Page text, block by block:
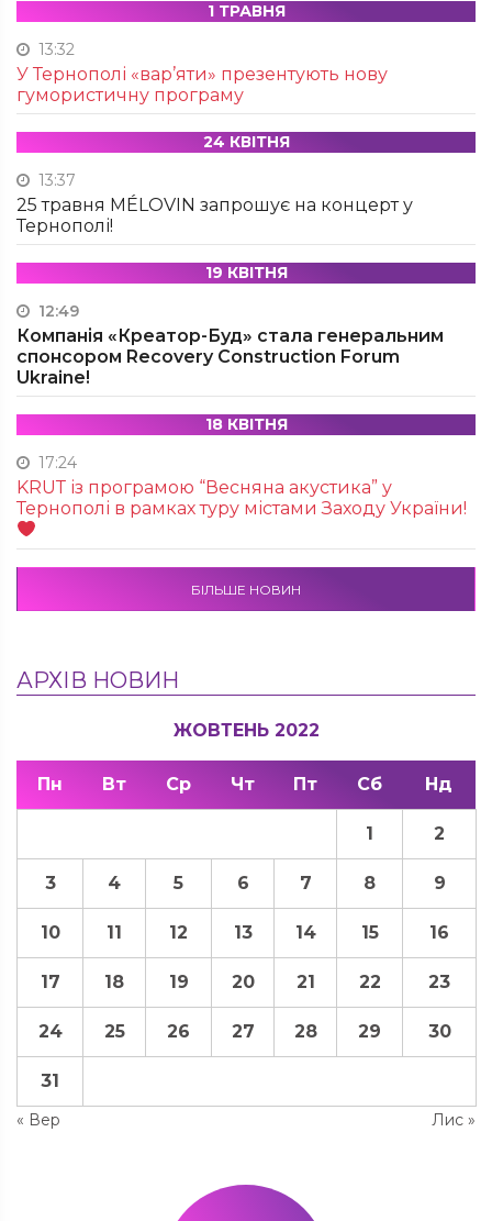
1 ТРАВНЯ
13:32
У Тернополі «вар’яти» презентують нову
гумористичну програму
24 КВІТНЯ
13:37
25 травня MÉLOVIN запрошує на концерт у
Тернополі!
19 КВІТНЯ
12:49
Компанія «Креатор-Буд» стала генеральним
спонсором Recovery Construction Forum
Ukraine!
18 КВІТНЯ
17:24
KRUТ із програмою “Весняна акустика” у
Тернополі в рамках туру містами Заходу України!
БІЛЬШЕ НОВИН
АРХІВ НОВИН
ЖОВТЕНЬ 2022
Пн Вт Ср Чт Пт Сб Нд
« Вер Лис »
1 2
3 4 5 6 7 8 9
10 11 12 13 14 15 16
17 18 19 20 21 22 23
24 25 26 27 28 29 30
31